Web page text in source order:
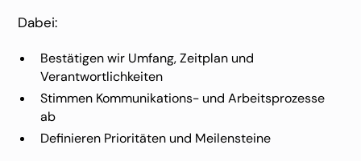
Dabei:
Bestätigen wir Umfang, Zeitplan und
Verantwortlichkeiten
Stimmen Kommunikations- und Arbeitsprozesse
ab
Definieren Prioritäten und Meilensteine